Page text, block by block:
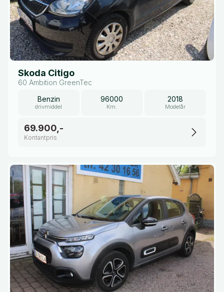
Skoda Citigo
60 Ambition GreenTec
Benzin
drivmiddel
96000
Km.
2018
Modelår
69.900,-
Kontantpris